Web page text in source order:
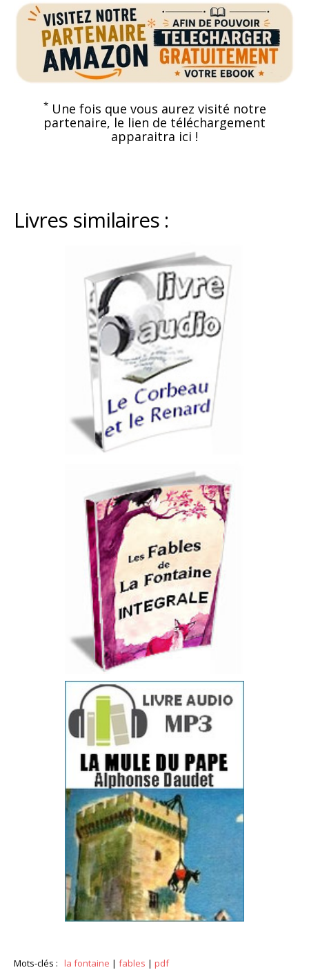
*Une fois que vous aurez visité notre
partenaire, le lien de téléchargement
apparaitra ici !
Livres similaires :
Mots-clés : la fontaine | fables | pdf